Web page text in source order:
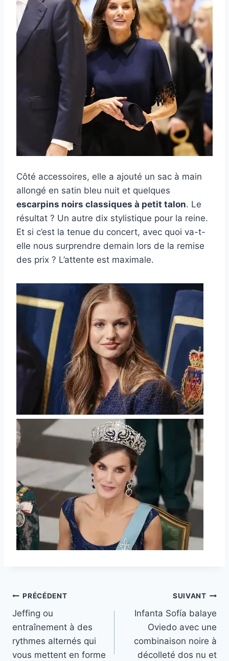
Côté accessoires, elle a ajouté un sac à main
allongé en satin bleu nuit et quelques
escarpins noirs classiques à petit talon. Le
résultat ? Un autre dix stylistique pour la reine.
Et si c’est la tenue du concert, avec quoi va-t-
elle nous surprendre demain lors de la remise
des prix ? L’attente est maximale.
Navigation
de
l’article
PRÉCÉDENT
Jeffing ou
entraînement à des
rythmes alternés qui
vous mettent en forme
SUIVANT
Infanta Sofía balaye
Oviedo avec une
combinaison noire à
décolleté dos nu et